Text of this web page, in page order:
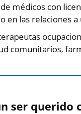
médicos con
en las relaciones
comunitarios,
ser querido